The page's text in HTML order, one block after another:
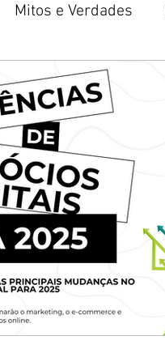
Mitos e Verdades